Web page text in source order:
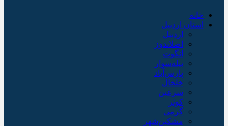
خانه
استان اردبیل
اردبیل
اصلاندوز
انگوت
بیله‌سوار
پارس‌آباد
خلخال
سرعین
کوثر
گرمی
مشکین‌شهر